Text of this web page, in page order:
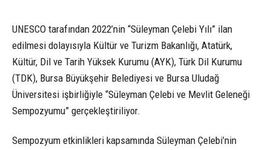
UNESCO tarafından 2022’nin “Süleyman Çelebi Yılı” ilan
edilmesi dolayısıyla Kültür ve Turizm Bakanlığı, Atatürk,
Kültür, Dil ve Tarih Yüksek Kurumu (AYK), Türk Dil Kurumu
(TDK), Bursa Büyükşehir Belediyesi ve Bursa Uludağ
Üniversitesi işbirliğiyle “Süleyman Çelebi ve Mevlit Geleneği
Sempozyumu” gerçekleştiriliyor.
Sempozyum etkinlikleri kapsamında Süleyman Çelebi’nin